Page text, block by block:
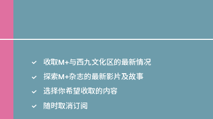
收取M+与西九文化区的最新情况
探索M+杂志的最新影片及故事
选择你希望收取的内容
随时取消订阅